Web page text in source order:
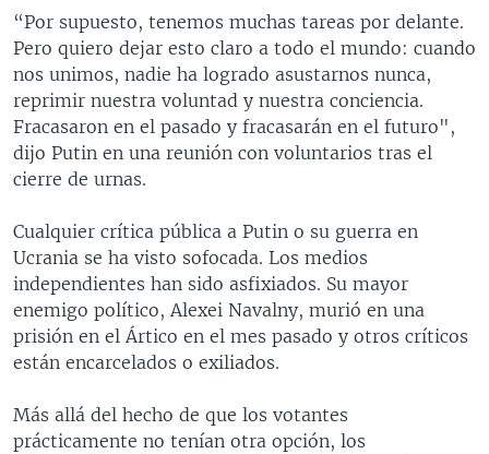
“Por supuesto, tenemos muchas tareas por delante.
Pero quiero dejar esto claro a todo el mundo: cuando
nos unimos, nadie ha logrado asustarnos nunca,
reprimir nuestra voluntad y nuestra conciencia.
Fracasaron en el pasado y fracasarán en el futuro",
dijo Putin en una reunión con voluntarios tras el
cierre de urnas.
Cualquier crítica pública a Putin o su guerra en
Ucrania se ha visto sofocada. Los medios
independientes han sido asfixiados. Su mayor
enemigo político, Alexei Navalny, murió en una
prisión en el Ártico en el mes pasado y otros críticos
están encarcelados o exiliados.
Más allá del hecho de que los votantes
prácticamente no tenían otra opción, los